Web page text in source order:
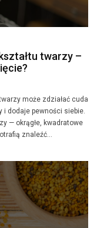
twarzy –
może zdziałać cuda
i dodaje pewności siebie.
— okrągłe, kwadratowe
znaleźć...